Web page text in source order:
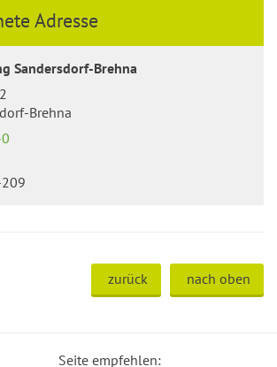
Adresse
Sandersdorf-Brehna
Brehna
zurück nach oben
Seite empfehlen: